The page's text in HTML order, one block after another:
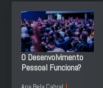
O Desenvolvimento
Pessoal Funciona?